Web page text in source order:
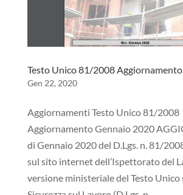
Testo Unico 81/2008
Gen 22, 2020
Aggiornamenti Testo Unico 81/2008
Aggiornamento Gennaio 2020
di Gennaio 2020 del D.Lgs. n. 81/
sul sito internet dell’Ispettorato del
versione ministeriale del Testo Unico